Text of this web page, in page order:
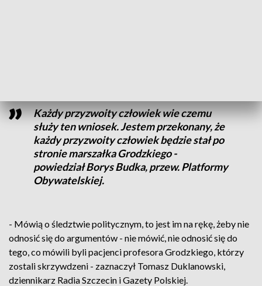
Każdy przyzwoity człowiek wie czemu
służy ten wniosek. Jestem przekonany, że
każdy przyzwoity człowiek będzie stał po
stronie marszałka Grodzkiego -
powiedział Borys Budka, przew. Platformy
Obywatelskiej.
- Mówią o śledztwie politycznym, to jest im na rękę, żeby nie
odnosić się do argumentów - nie mówić, nie odnosić się do
tego, co mówili byli pacjenci profesora Grodzkiego, którzy
zostali skrzywdzeni - zaznaczył Tomasz Duklanowski,
dziennikarz Radia Szczecin i Gazety Polskiej.